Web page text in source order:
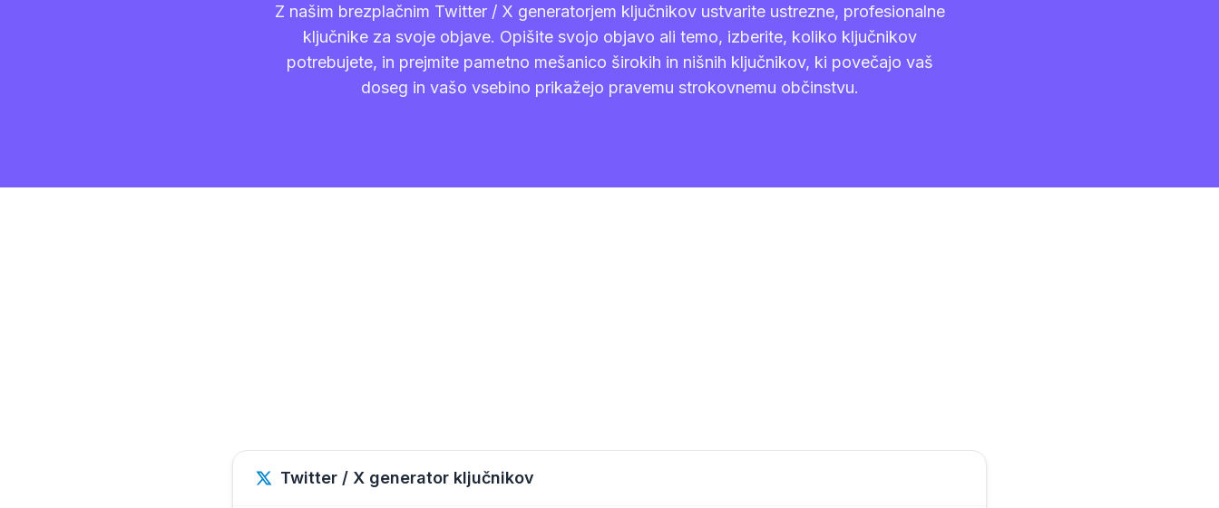
Z našim brezplačnim Twitter / X generatorjem ključnikov ustvarite ustrezne, profesionalne
ključnike za svoje objave. Opišite svojo objavo ali temo, izberite, koliko ključnikov
potrebujete, in prejmite pametno mešanico širokih in nišnih ključnikov, ki povečajo vaš
doseg in vašo vsebino prikažejo pravemu strokovnemu občinstvu.
Twitter / X generator ključnikov